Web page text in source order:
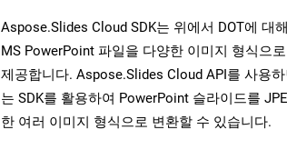
Aspose.Slides Cloud SDK는 위에서 DOT에 대
MS PowerPoint 파일을 다양한 이미지 형식으
제공합니다. Aspose.Slides Cloud API를 사용
는 SDK를 활용하여 PowerPoint 슬라이드를
한 여러 이미지 형식으로 변환할 수 있습니다.